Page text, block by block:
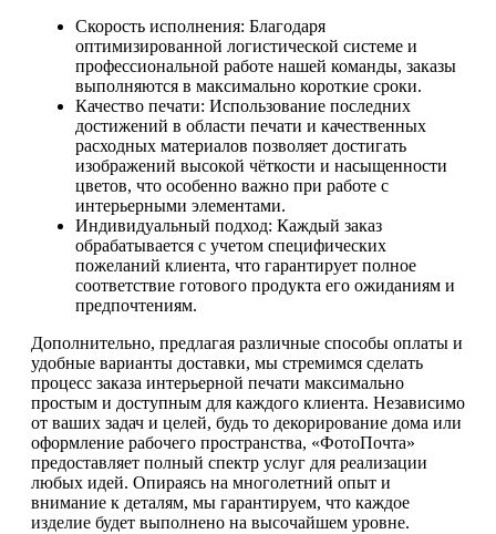
Скорость исполнения: Благодаря
оптимизированной логистической системе и
профессиональной работе нашей команды, заказы
выполняются в максимально короткие сроки.
Качество печати: Использование последних
достижений в области печати и качественных
расходных материалов позволяет достигать
изображений высокой чёткости и насыщенности
цветов, что особенно важно при работе с
интерьерными элементами.
Индивидуальный подход: Каждый заказ
обрабатывается с учетом специфических
пожеланий клиента, что гарантирует полное
соответствие готового продукта его ожиданиям и
предпочтениям.
Дополнительно, предлагая различные способы оплаты и
удобные варианты доставки, мы стремимся сделать
процесс заказа интерьерной печати максимально
простым и доступным для каждого клиента. Независимо
от ваших задач и целей, будь то декорирование дома или
оформление рабочего пространства, «ФотоПочта»
предоставляет полный спектр услуг для реализации
любых идей. Опираясь на многолетний опыт и
внимание к деталям, мы гарантируем, что каждое
изделие будет выполнено на высочайшем уровне.